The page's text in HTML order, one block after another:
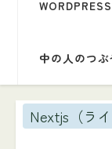
WORDPRESS
中の人のつぶ
Nextjs（ライ